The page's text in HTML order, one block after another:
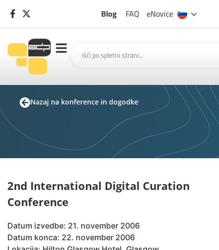
Blog FAQ eNovice
Nazaj na konference in dogodke
2nd International Digital Curation
Conference
Datum izvedbe: 21. november 2006
Datum konca: 22. november 2006